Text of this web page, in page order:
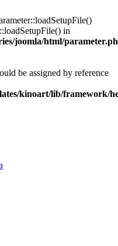
in
joomla/html/
be assigned by reference
kinoart/lib/framework/